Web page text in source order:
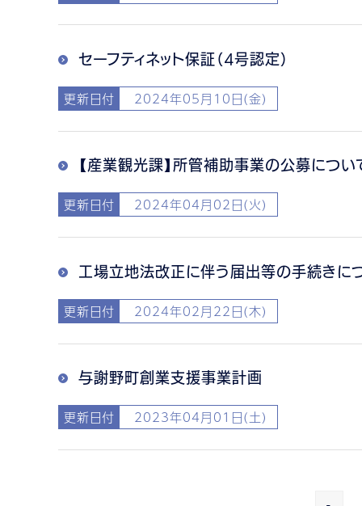
セーフティネット保証（4号認定）
更新日付 2024年05月10日(金)
【産業観光課】所管補助事業の公募につい
更新日付 2024年04月02日(火)
工場立地法改正に伴う届出等の手続きに
更新日付 2024年02月22日(木)
与謝野町創業支援事業計画
更新日付 2023年04月01日(土)